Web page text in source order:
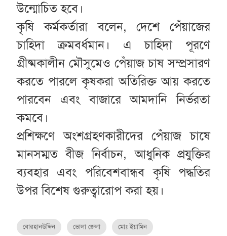
উন্মোচিত হবে।
কৃষি কর্মকর্তারা বলেন, দেশে পেঁয়াজের
চাহিদা ক্রমবর্ধমান। এ চাহিদা পূরণে
গ্রীষ্মকালীন মৌসুমেও পেঁয়াজ চাষ সম্প্রসারণ
করতে পারলে কৃষকরা অতিরিক্ত আয় করতে
পারবেন এবং বাজারে আমদানি নির্ভরতা
কমবে।
প্রশিক্ষণে অংশগ্রহণকারীদের পেঁয়াজ চাষে
মানসম্মত বীজ নির্বাচন, আধুনিক প্রযুক্তির
ব্যবহার এবং পরিবেশবান্ধব কৃষি পদ্ধতির
উপর বিশেষ গুরুত্বারোপ করা হয়।
বোরহানউদ্দিন ভোলা জেলা মোঃ ইয়ামিন